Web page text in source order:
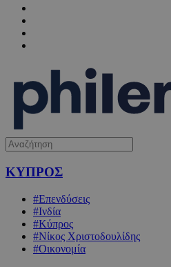
ΚΥΠΡΟΣ
#Επενδύσεις
#Ινδία
#Κύπρος
#Νίκος Χριστοδουλίδης
#Οικονομία